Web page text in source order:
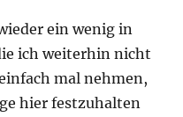
ein wenig in
ich weiterhin nicht
mal nehmen,
hier festzuhalten